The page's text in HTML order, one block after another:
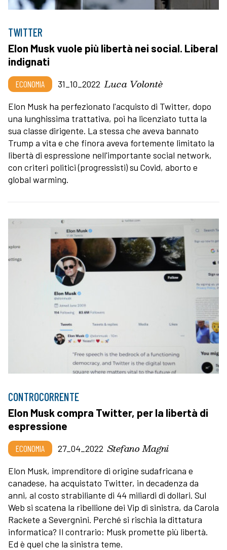
TWITTER
Elon Musk vuole più libertà nei social. Liberal
indignati
ECONOMIA 31_10_2022 Luca Volontè
Elon Musk ha perfezionato l'acquisto di Twitter, dopo
una lunghissima trattativa, poi ha licenziato tutta la
sua classe dirigente. La stessa che aveva bannato
Trump a vita e che finora aveva fortemente limitato la
libertà di espressione nell'importante social network,
con criteri politici (progressisti) su Covid, aborto e
global warming.
CONTROCORRENTE
Elon Musk compra Twitter, per la libertà di
espressione
ECONOMIA 27_04_2022 Stefano Magni
Elon Musk, imprenditore di origine sudafricana e
canadese, ha acquistato Twitter, in decadenza da
anni, al costo strabiliante di 44 miliardi di dollari. Sul
Web si scatena la ribellione dei Vip di sinistra, da Carola
Rackete a Severgnini. Perché si rischia la dittatura
informatica? Il contrario: Musk promette più libertà.
Ed è quel che la sinistra teme.